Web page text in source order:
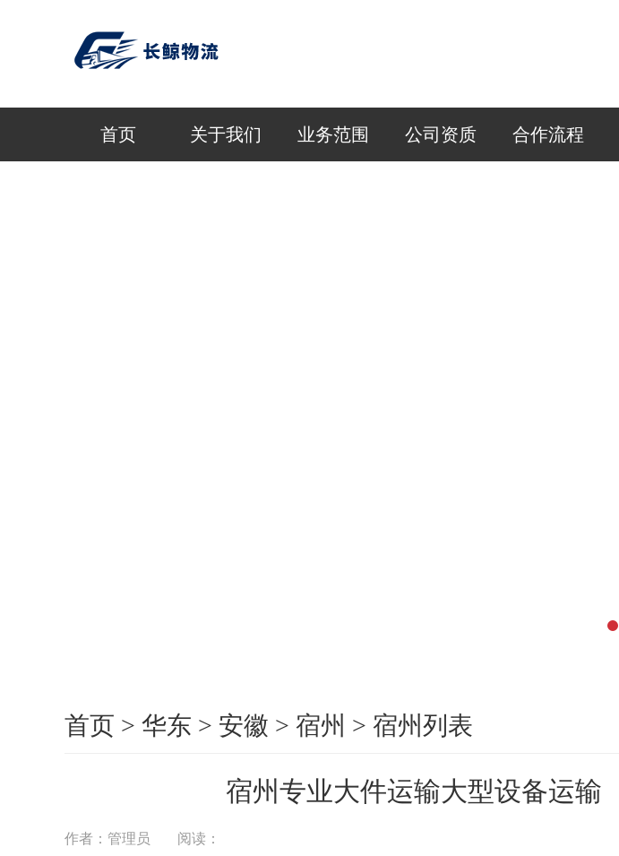
首页 关于我们 业务范围 公司资质 合作流程
首页 > 华东 > 安徽 > 宿州 > 宿州列表
宿州专业大件运输大型设备运输
作者：管理员 阅读：